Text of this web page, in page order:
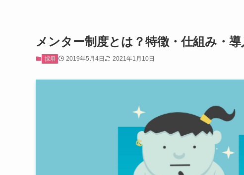
メンター制度とは？特徴・仕組み・
採用 2019年5月4日 2021年1月10日